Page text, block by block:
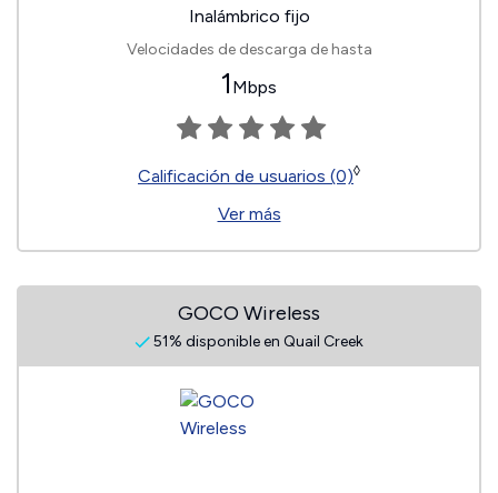
Inalámbrico fijo
Velocidades de descarga de hasta
1 Mbps
Calificación de usuarios (0)◊
Ver más
GOCO Wireless
51% disponible en Quail Creek